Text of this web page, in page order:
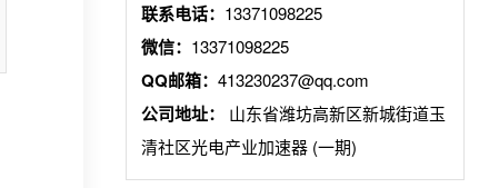
联系电话： 13371098225
微信： 13371098225
QQ邮箱： 413230237@qq.com
公司地址：
山东省潍坊高新区新城街道玉
清社区光电产业加速器 (一期)